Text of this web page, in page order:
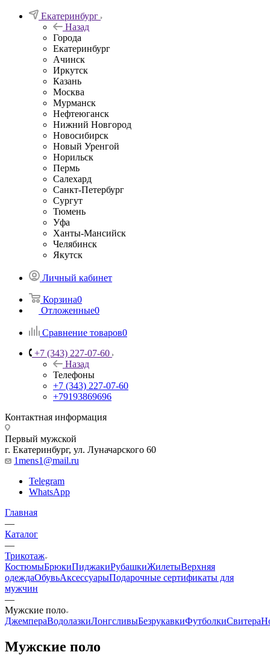
Екатеринбург
Назад
Города
Екатеринбург
Ачинск
Иркутск
Казань
Москва
Мурманск
Нефтеюганск
Нижний Новгород
Новосибирск
Новый Уренгой
Норильск
Пермь
Салехард
Санкт-Петербург
Сургут
Тюмень
Уфа
Ханты-Мансийск
Челябинск
Якутск
Личный кабинет
Корзина0
Отложенные0
Сравнение товаров0
+7 (343) 227-07-60
Назад
Телефоны
+7 (343) 227-07-60
+79193869696
Контактная информация
Первый мужской
г. Екатеринбург, ул. Луначарского 60
1mens1@mail.ru
Telegram
WhatsApp
Главная
—
Каталог
—
Трикотаж
КостюмыБрюкиПиджакиРубашкиЖилетыВерхняя
одеждаОбувьАксессуарыПодарочные сертификаты для
мужчин
—
Мужские поло
ДжемпераВодолазкиЛонгсливыБезрукавкиФутболкиСвитера
Мужские поло